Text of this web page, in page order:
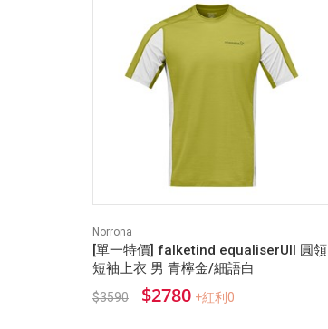
Norrona
[單一特價] falketind equaliserUll 圓領
短袖上衣 男 青檸金/細語白
$3590 $2780 +紅利0